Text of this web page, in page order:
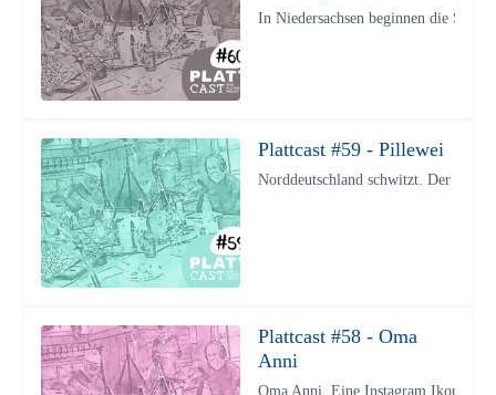
In Niedersachsen beginnen die
Plattcast #59 - Pillewei
Norddeutschland schwitzt. Der
Plattcast #58 - Oma
Anni
Oma Anni. Eine Instagram Ikone.